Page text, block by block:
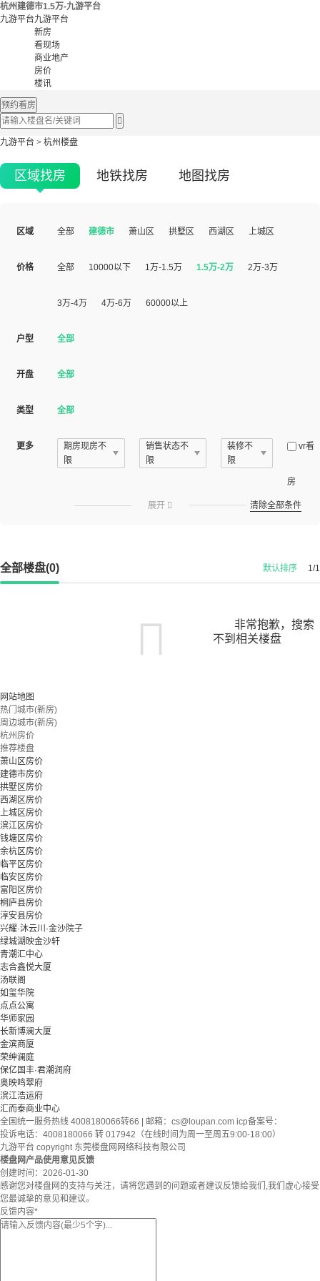
杭州建德市1.5万-九游平台
九游平台九游平台
新房
看现场
商业地产
房价
楼讯
预约看房

九游平台 > 杭州楼盘
区域找房 地铁找房 地图找房
区域 全部 建德市 萧山区 拱墅区 西湖区 上城区
价格 全部 10000以下 1万-1.5万 1.5万-2万 2万-3万
3万-4万 4万-6万 60000以上
户型 全部
开盘 全部
类型 全部
更多
期房现房不
限
销售状态不
限
装修不
限
vr看
房
展开  清除全部条件
全部楼盘(0) 1/1
默认排序
非常抱歉，搜索
不到相关楼盘
网站地图
热门城市(新房)
周边城市(新房)
杭州房价
推荐楼盘
萧山区房价
建德市房价
拱墅区房价
西湖区房价
上城区房价
滨江区房价
钱塘区房价
余杭区房价
临平区房价
临安区房价
富阳区房价
桐庐县房价
淳安县房价
兴耀·沐云川·金沙院子
绿城湖映金沙轩
青潮汇中心
志合鑫悦大厦
汤联阁
如玺华院
点点公寓
华师家园
长新博澜大厦
金滨商厦
荣绅澜庭
保亿国丰·君潮润府
奥映鸣翠府
滨江浩运府
汇而泰商业中心
全国统一服务热线 4008180066转66 | 邮箱： cs@loupan.com icp备案号：
投诉电话：4008180066 转 017942（在线时间为周一至周五9:00-18:00）
九游平台 copyright 东莞楼盘网网络科技有限公司
楼盘网产品使用意见反馈
创建时间： 2026-01-30
感谢您对楼盘网的支持与关注，请将您遇到的问题或者建议反馈给我们,我们虚心接受
您最诚挚的意见和建议。
反馈内容*